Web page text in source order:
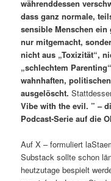
währenddessen
dass ganz normale,
sensible Menschen
nur mitgemacht,
nicht aus „Toxizität“,
„schlechtem
wahnhaften,
ausgelöscht.
Vibe with the evil. ” –
Podcast-Serie auf die
Auf X – formuliert
Substack sollte schon
heutzutage bespielt